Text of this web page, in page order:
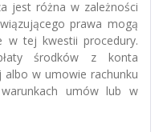
jest różna w zależności
prawa mogą
w tej kwestii procedury.
środków z konta
albo w umowie rachunku
umów lub w